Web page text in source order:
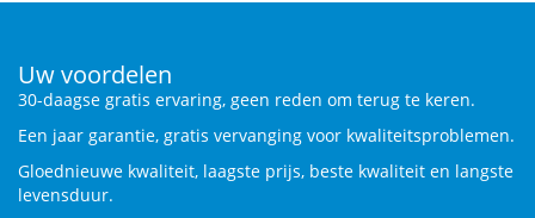
Uw voordelen
30-daagse gratis ervaring, geen reden om terug te keren.
Een jaar garantie, gratis vervanging voor kwaliteitsproblemen.
Gloednieuwe kwaliteit, laagste prijs, beste kwaliteit en langste
levensduur.